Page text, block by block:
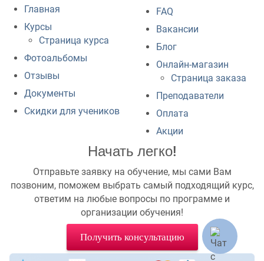
Главная
Курсы
Страница курса
Фотоальбомы
Отзывы
Документы
Скидки для учеников
FAQ
Вакансии
Блог
Онлайн-магазин
Страница заказа
Преподаватели
Оплата
Акции
Начать легко!
Отправьте заявку на обучение, мы сами Вам
позвоним, поможем выбрать самый подходящий курс,
ответим на любые вопросы по программе и
организации обучения!
Получить консультацию